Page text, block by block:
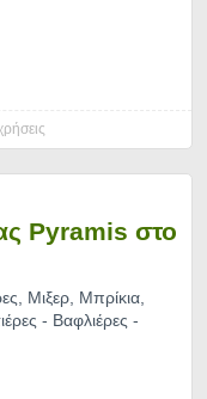
Pyramis στο
Μιξερ, Μπρίκια,
- Βαφλιέρες -